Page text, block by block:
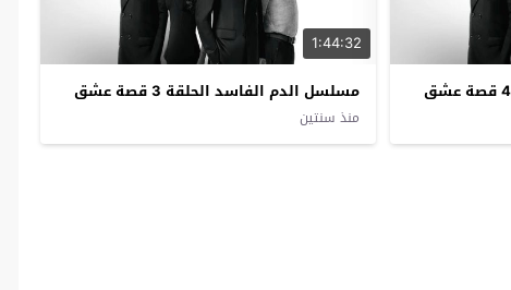
1:44:32
مسلسل الدم الفاسد الحلقة 3 قصة عشق
منذ سنتين